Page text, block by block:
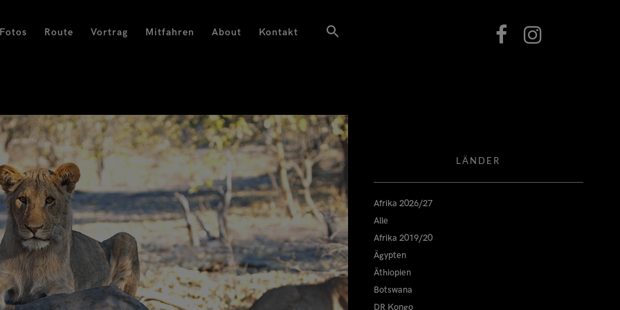
Route Vortrag Mitfahren About Kontakt
LÄNDER
Afrika 2026/27
Alle
Afrika 2019/20
Ägypten
Äthiopien
Botswana
DR Kongo